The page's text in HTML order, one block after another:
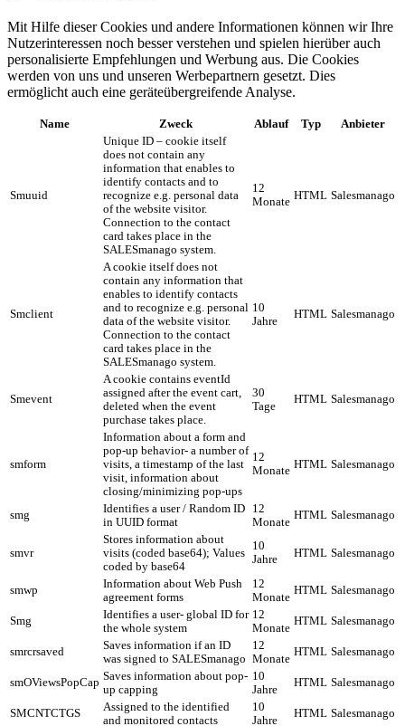
Mit Hilfe dieser Cookies und andere Informationen können wir Ihre
Nutzerinteressen noch besser verstehen und spielen hierüber auch
personalisierte Empfehlungen und Werbung aus. ​Die Cookies
werden von uns und unseren Werbepartnern gesetzt. Dies
ermöglicht auch eine geräteübergreifende Analyse.
Name Zweck Ablauf Typ Anbieter
Smuuid
Unique ID – cookie itself
does not contain any
information that enables to
identify contacts and to
recognize e.g. personal data
of the website visitor.
Connection to the contact
card takes place in the
SALESmanago system.
12
Monate HTML Salesmanago
Smclient
A cookie itself does not
contain any information that
enables to identify contacts
and to recognize e.g. personal
data of the website visitor.
Connection to the contact
card takes place in the
SALESmanago system.
10
Jahre
HTML Salesmanago
Smevent
A cookie contains eventId
assigned after the event cart,
deleted when the event
purchase takes place.
30
Tage
HTML Salesmanago
smform
Information about a form and
pop-up behavior- a number of
visits, a timestamp of the last
visit, information about
closing/minimizing pop-ups
12
Monate HTML Salesmanago
smg
Identifies a user / Random ID
in UUID format
12
Monate
HTML Salesmanago
smvr
Stores information about
visits (coded base64); Values
coded by base64
10
Jahre
HTML Salesmanago
smwp
Information about Web Push
agreement forms
12
Monate
HTML Salesmanago
Smg
Identifies a user- global ID for
the whole system
12
Monate
HTML Salesmanago
smrcrsaved
Saves information if an ID
was signed to SALESmanago
12
Monate
HTML Salesmanago
smOViewsPopCap Saves information about pop-
up capping
10
Jahre
HTML Salesmanago
SMCNTCTGS
Assigned to the identified
and monitored contacts
10
Jahre
HTML Salesmanago